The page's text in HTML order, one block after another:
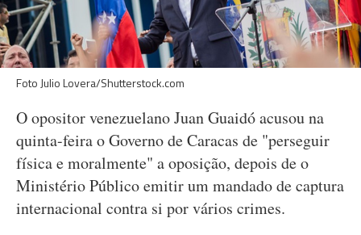
Foto Julio Lovera/Shutterstock.com
O opositor venezuelano Juan Guaidó acusou na
quinta-feira o Governo de Caracas de "perseguir
física e moralmente" a oposição, depois de o
Ministério Público emitir um mandado de captura
internacional contra si por vários crimes.